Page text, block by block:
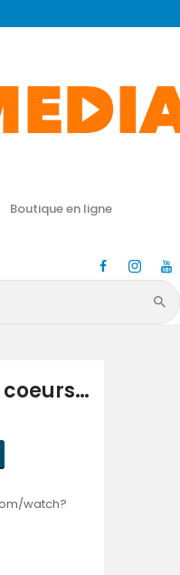
Boutique en ligne
JESUS !
ligne
coeurs…
watch?